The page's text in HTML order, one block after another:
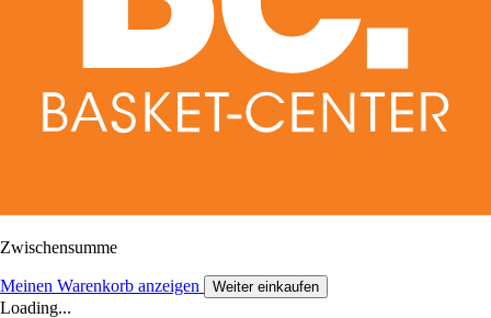
Zwischensumme
Meinen Warenkorb anzeigen Weiter einkaufen
Loading...